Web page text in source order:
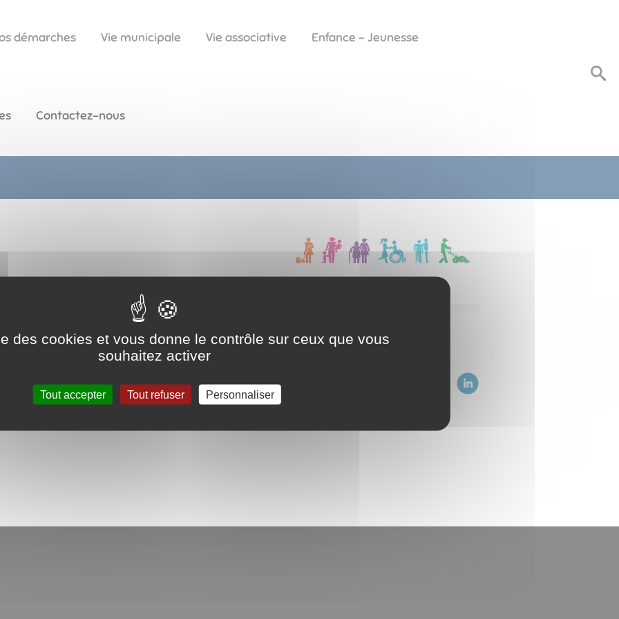
démarches Vie municipale Vie associative Enfance - Jeunesse
Contactez-nous
concernant le service à domicile sur notre territoire.
Partagez sur :
des cookies et vous donne le contrôle sur ceux que vous
souhaitez activer
Tout accepter Tout refuser Personnaliser